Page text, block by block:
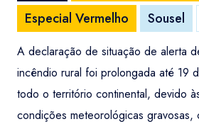
Especial Vermelho
Sousel
A declaração de situação de alerta
incêndio rural foi prolongada até 19
todo o território continental, devido
condições meteorológicas gravosas,